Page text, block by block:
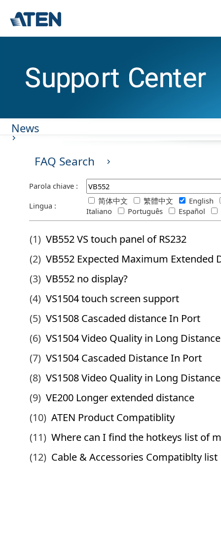
News
FAQ Search
Parola chiave :
Lingua :
简体中文 繁體中文
English
Italiano
Português Español